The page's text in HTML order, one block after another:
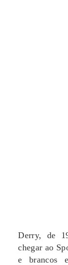
Derry, de
chegar ao
e brancos